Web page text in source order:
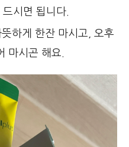
시면 됩니다.
하게 한잔 마시고, 오후
마시곤 해요.